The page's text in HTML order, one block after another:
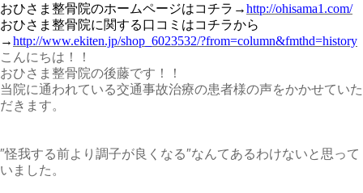
おひさま整骨院のホームページはコチラ →http://ohisama1.com/
おひさま整骨院に関する口コミはコチラから
→http://www.ekiten.jp/shop_6023532/?from=column&fmthd=history
こんにちは！！
おひさま整骨院の後藤です！！
当院に通われている交通事故治療の患者様の声をかかせていた
だきます。
″怪我する前より調子が良くなる″なんてあるわけないと思って
いました。